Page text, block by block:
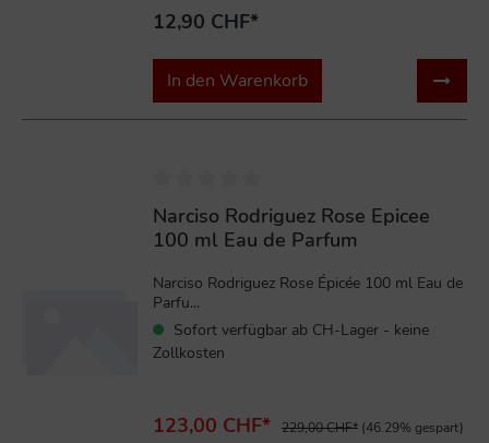
12,90 CHF*
In den Warenkorb
Narciso Rodriguez Rose Epicee
100 ml Eau de Parfum
Narciso Rodriguez Rose Épicée 100 ml Eau de
Parfu...
Sofort verfügbar ab CH-Lager - keine
Zollkosten
123,00 CHF* 229,00 CHF* (46.29% gespart)